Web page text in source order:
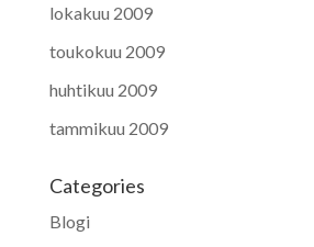
lokakuu 2009
toukokuu 2009
huhtikuu 2009
tammikuu 2009
Categories
Blogi